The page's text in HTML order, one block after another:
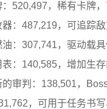
：520,497，稀有卡牌
器：487,219，可追踪
油：307,741，驱动载
：140,585，增加生
的审判：138,501，
，可用于任务书